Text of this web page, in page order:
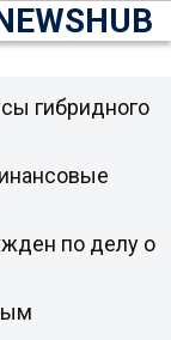
гибридного
по делу о